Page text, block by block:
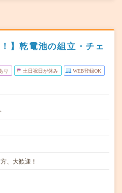
】乾電池の組立・チェ
り 土日祝日が休み WEB登録OK
、大歓迎！